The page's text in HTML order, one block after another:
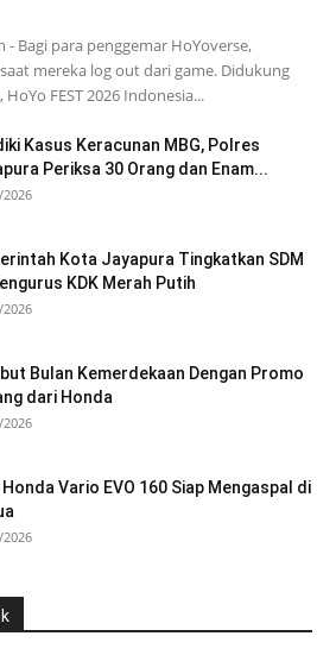
- Bagi para penggemar HoYoverse,
mereka log out dari game. Didukung
FEST 2026 Indonesia...
Kasus Keracunan MBG, Polres
Periksa 30 Orang dan Enam...
Kota Jayapura Tingkatkan SDM
KDK Merah Putih
Bulan Kemerdekaan Dengan Promo
dari Honda
Honda Vario EVO 160 Siap Mengaspal di